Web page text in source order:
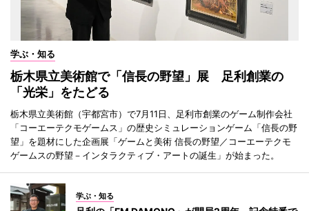
学ぶ・知る
栃木県立美術館で「信長の野望」展 足利創業の
「光栄」をたどる
栃木県立美術館（宇都宮市）で7月11日、足利市創業のゲーム制作会社
「コーエーテクモゲームス」の歴史シミュレーションゲーム「信長の野
望」を題材にした企画展「ゲームと美術 信長の野望／コーエーテクモ
ゲームスの野望－インタラクティブ・アートの誕生」が始まった。
学ぶ・知る